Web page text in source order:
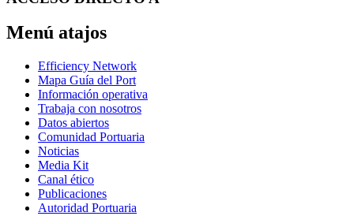
Menú atajos
Efficiency Network
Mapa Guía del Port
Información operativa
Trabaja con nosotros
Datos abiertos
Comunidad Portuaria
Noticias
Media Kit
Canal ético
Publicaciones
Autoridad Portuaria